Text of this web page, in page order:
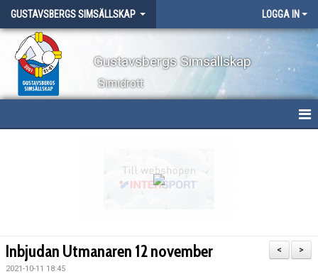
GUSTAVSBERGS SIMSÄLLSKAP LOGGA IN
Gustavsbergs Simsällskap
Simidrott
LÄGER
>
<
Inbjudan Utmanaren 12 november
2021-10-11 18:45